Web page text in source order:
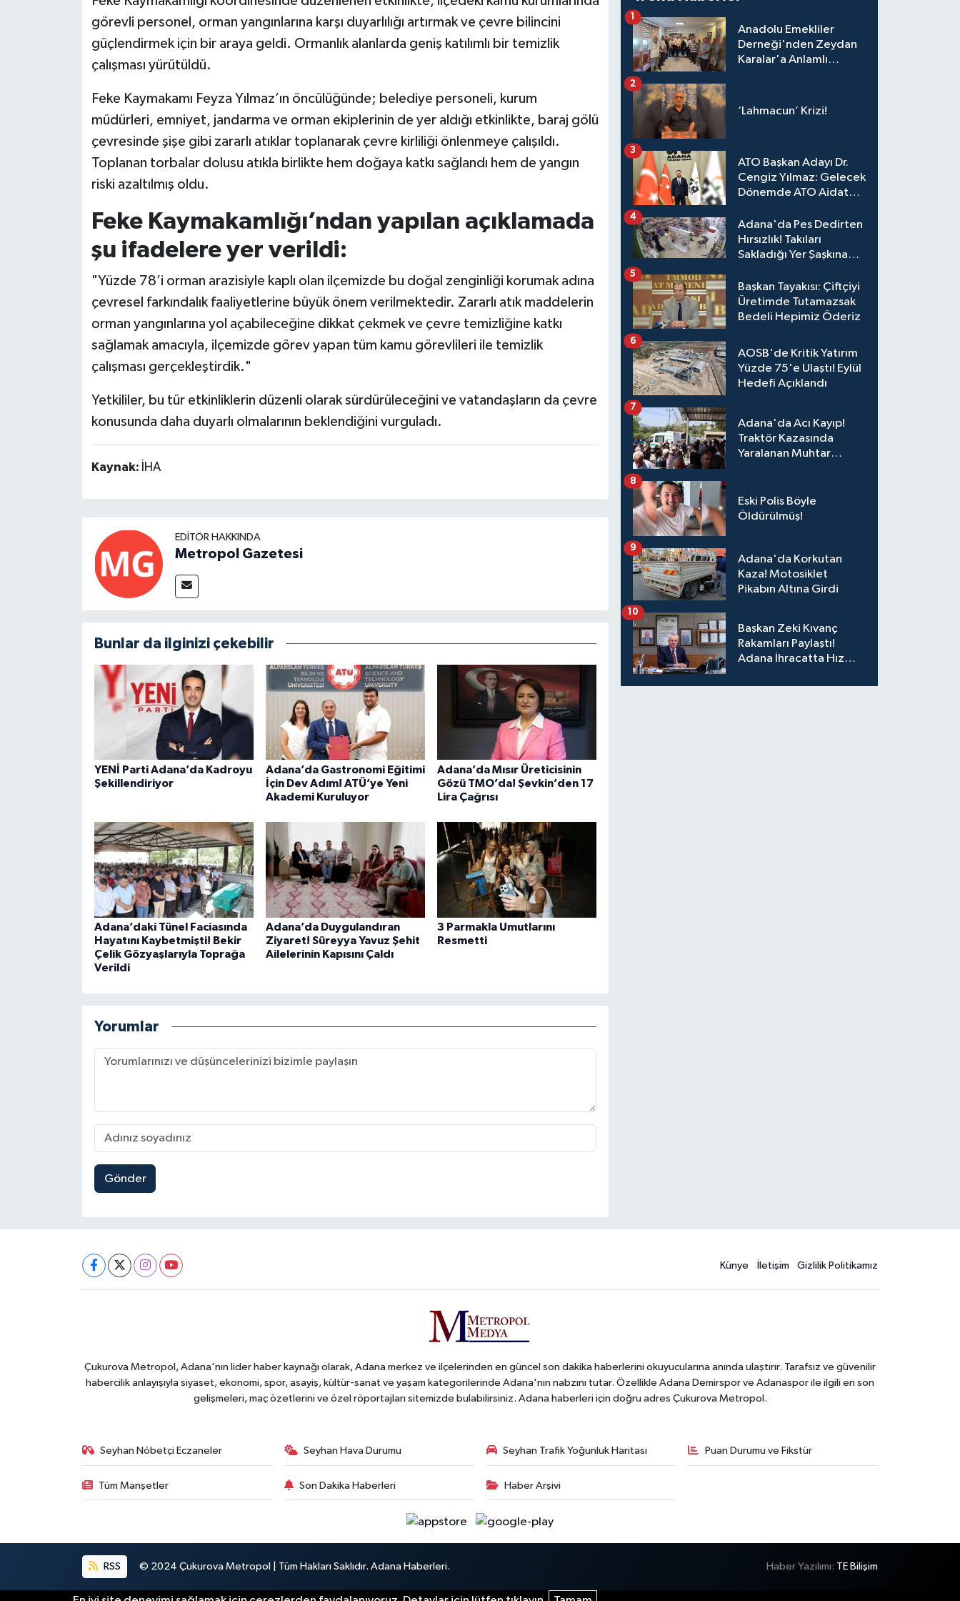
görevli personel, orman yangınlarına karşı duyarlılığı artırmak ve çevre bilincini
güçlendirmek için bir araya geldi. Ormanlık alanlarda geniş katılımlı bir temizlik
çalışması yürütüldü.
Feke Kaymakamı Feyza Yılmaz’ın öncülüğünde; belediye personeli, kurum
müdürleri, emniyet, jandarma ve orman ekiplerinin de yer aldığı etkinlikte, baraj gölü
çevresinde şişe gibi zararlı atıklar toplanarak çevre kirliliği önlenmeye çalışıldı.
Toplanan torbalar dolusu atıkla birlikte hem doğaya katkı sağlandı hem de yangın
riski azaltılmış oldu.
Feke Kaymakamlığı’ndan yapılan açıklamada
şu ifadelere yer verildi:
"Yüzde 78’i orman arazisiyle kaplı olan ilçemizde bu doğal zenginliği korumak adına
çevresel farkındalık faaliyetlerine büyük önem verilmektedir. Zararlı atık maddelerin
orman yangınlarına yol açabileceğine dikkat çekmek ve çevre temizliğine katkı
sağlamak amacıyla, ilçemizde görev yapan tüm kamu görevlileri ile temizlik
çalışması gerçekleştirdik."
Yetkililer, bu tür etkinliklerin düzenli olarak sürdürüleceğini ve vatandaşların da çevre
konusunda daha duyarlı olmalarının beklendiğini vurguladı.
Kaynak: İHA
EDITÖR HAKKINDA
Metropol Gazetesi
Bunlar da ilginizi çekebilir
YENİ Parti Adana’da Kadroyu
Şekillendiriyor
Adana’da Gastronomi Eğitimi
İçin Dev Adım! ATÜ’ye Yeni
Akademi Kuruluyor
Adana’da Mısır Üreticisinin
Gözü TMO’da! Şevkin’den 17
Lira Çağrısı
Adana’daki Tünel Faciasında
Hayatını Kaybetmişti! Bekir
Çelik Gözyaşlarıyla Toprağa
Verildi
Adana’da Duygulandıran
Ziyaret! Süreyya Yavuz Şehit
Ailelerinin Kapısını Çaldı
3 Parmakla Umutlarını
Resmetti
Yorumlar
Gönder
Anadolu Emekliler
Derneği'nden Zeydan
Karalar'a Anlamlı
1
‘Lahmacun’ Krizi!
2
ATO Başkan Adayı Dr.
Cengiz Yılmaz: Gelecek
Dönemde ATO Aidat
Üyelerimize Ve
Adana'ya Yatırılacak
3
Adana'da Pes Dedirten
Hırsızlık! Takıları
Sakladığı Yer Şaşkına
4
Başkan Tayakısı: Çiftçiyi
Üretimde Tutamazsak
Bedeli Hepimiz Öderiz
5
AOSB'de Kritik Yatırım
Yüzde 75'e Ulaştı! Eylül
Hedefi Açıklandı
6
Adana'da Acı Kayıp!
Traktör Kazasında
Yaralanan Muhtar
7
Eski Polis Böyle
Öldürülmüş!
8
Adana'da Korkutan
Kaza! Motosiklet
Pikabın Altına Girdi
9
Başkan Zeki Kıvanç
Rakamları Paylaştı!
Adana İhracatta Hız
10
Künye İletişim Gizlilik Politikamız
Çukurova Metropol, Adana'nın lider haber kaynağı olarak, Adana merkez ve ilçelerinden en güncel son dakika haberlerini okuyucularına anında ulaştırır. Tarafsız ve güvenilir
habercilik anlayışıyla siyaset, ekonomi, spor, asayiş, kültür-sanat ve yaşam kategorilerinde Adana'nın nabzını tutar. Özellikle Adana Demirspor ve Adanaspor ile ilgili en son
gelişmeleri, maç özetlerini ve özel röportajları sitemizde bulabilirsiniz. Adana haberleri için doğru adres Çukurova Metropol.
Seyhan Nöbetçi Eczaneler Seyhan Hava Durumu Seyhan Trafik Yoğunluk Haritası Puan Durumu ve Fikstür
Tüm Manşetler Son Dakika Haberleri Haber Arşivi
RSS © 2024 Çukurova Metropol | Tüm Hakları Saklıdır. Adana Haberleri. Haber Yazılımı: TE Bilişim